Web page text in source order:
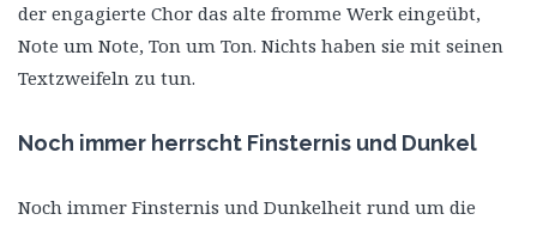
der engagierte Chor das alte fromme Werk eingeübt,
Note um Note, Ton um Ton. Nichts haben sie mit seinen
Textzweifeln zu tun.
Noch immer herrscht Finsternis und Dunkel
Noch immer Finsternis und Dunkelheit rund um die